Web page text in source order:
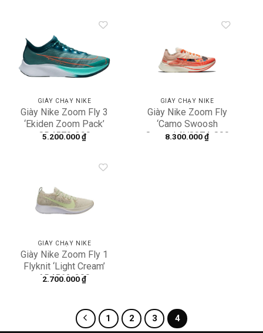
Add to
wishlist
GIÀY CHẠY NIKE
Giày Nike Zoom Fly 3
‘Ekiden Zoom Pack’
CD4570-300
5.200.000₫
wishlist
GIÀY CHẠY NIKE
Giày Nike Zoom Fly
‘Camo Swoosh
Orange’ AV8074-800
8.300.000₫
wishlist
GIÀY CHẠY NIKE
Giày Nike Zoom Fly 1
Flyknit ‘Light Cream’
AR4562-200
2.700.000₫
1 2 3 4